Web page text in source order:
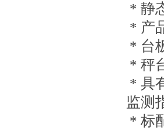
* 静
* 产
* 台
* 秤
* 具
监测
* 标